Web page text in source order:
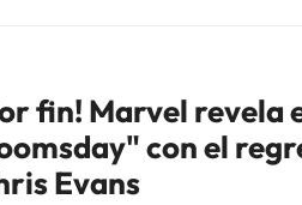
fin! Marvel
con el
Evans